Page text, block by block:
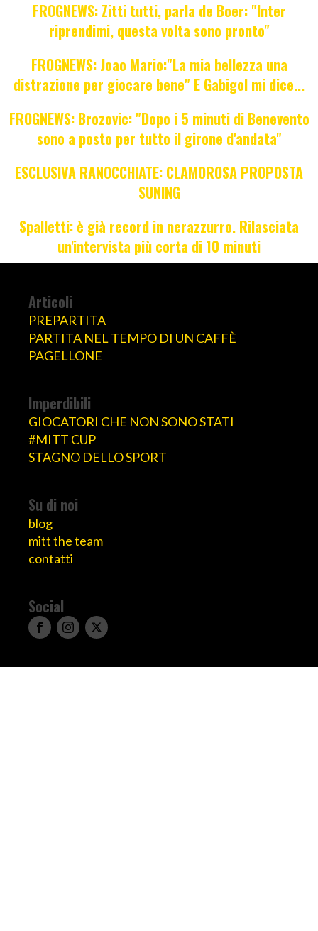
FROGNEWS: Zitti tutti, parla de Boer: "Inter
riprendimi, questa volta sono pronto"
FROGNEWS: Joao Mario:"La mia bellezza una
distrazione per giocare bene" E Gabigol mi dice...
FROGNEWS: Brozovic: "Dopo i 5 minuti di Benevento
sono a posto per tutto il girone d'andata"
ESCLUSIVA RANOCCHIATE: CLAMOROSA PROPOSTA
SUNING
Spalletti: è già record in nerazzurro. Rilasciata
un'intervista più corta di 10 minuti
Articoli
PREPARTITA
PARTITA NEL TEMPO DI UN CAFFÈ
PAGELLONE
Imperdibili
GIOCATORI CHE NON SONO STATI
#MITT CUP
STAGNO DELLO SPORT
Su di noi
blog
mitt the team
contatti
Social